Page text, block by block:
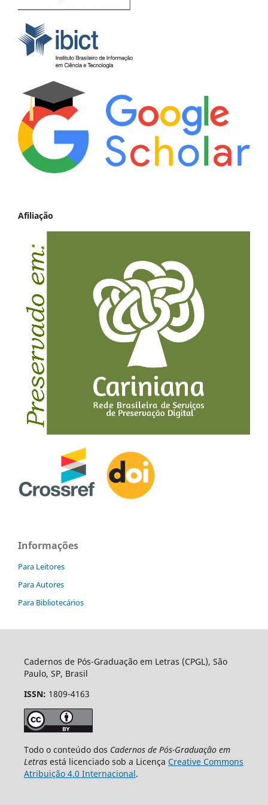
Afiliação
Informações
Para Leitores
Para Autores
Para Bibliotecários
Cadernos de Pós-Graduação em Letras (CPGL), São
Paulo, SP, Brasil
ISSN: 1809-4163
Todo o conteúdo dos Cadernos de Pós-Graduação em
Letras está licenciado sob a Licença Creative Commons
Atribuição 4.0 Internacional.